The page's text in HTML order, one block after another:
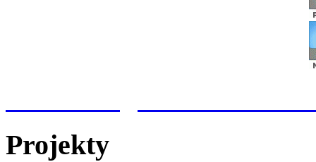
Projekty